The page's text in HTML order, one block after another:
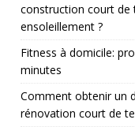
construction court de
ensoleillement ?
Fitness à domicile:
minutes
Comment obtenir un
rénovation court de